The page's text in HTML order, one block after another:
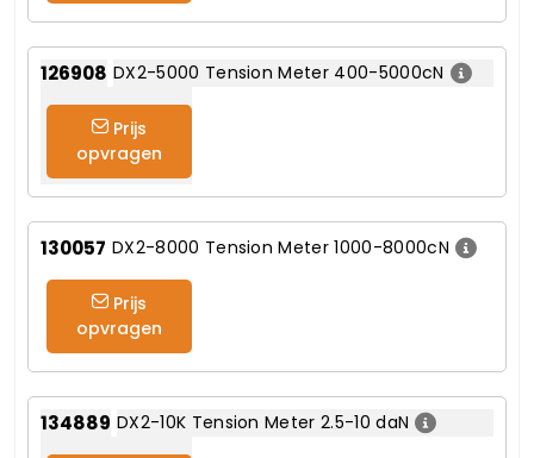
126908 DX2-5000 Tension Meter 400-5000cN
Prijs
opvragen
130057 DX2-8000 Tension Meter 1000-8000cN
Prijs
opvragen
134889 DX2-10K Tension Meter 2.5-10 daN